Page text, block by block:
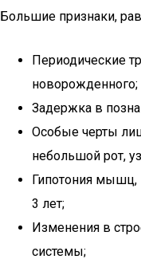
Большие признаки,
Периодические
новорожденного;
Задержка в
Особые черты
небольшой рот,
Гипотония мышц,
3 лет;
Изменения в
системы;